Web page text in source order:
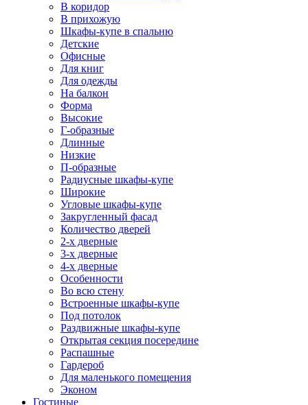
В коридор
В прихожую
Шкафы-купе в спальню
Детские
Офисные
Для книг
Для одежды
На балкон
Форма
Высокие
Г-образные
Длинные
Низкие
П-образные
Радиусные шкафы-купе
Широкие
Угловые шкафы-купе
Закругленный фасад
Количество дверей
2-х дверные
3-х дверные
4-х дверные
Особенности
Во всю стену
Встроенные шкафы-купе
Под потолок
Раздвижные шкафы-купе
Открытая секция посередине
Распашные
Гардероб
Для маленького помещения
Эконом
Гостиные